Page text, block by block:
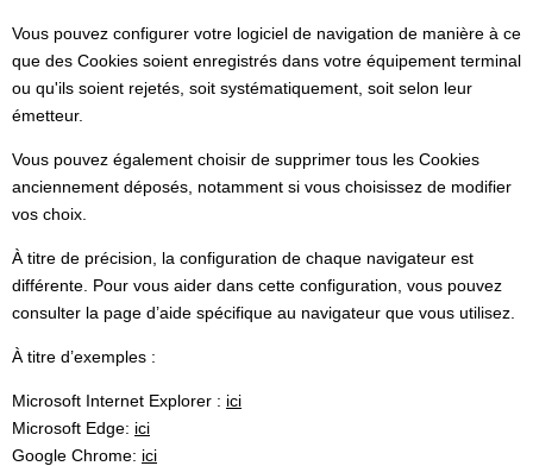
Vous pouvez configurer votre logiciel de navigation de manière à ce
que des Cookies soient enregistrés dans votre équipement terminal
ou qu'ils soient rejetés, soit systématiquement, soit selon leur
émetteur.
Vous pouvez également choisir de supprimer tous les Cookies
anciennement déposés, notamment si vous choisissez de modifier
vos choix.
À titre de précision, la configuration de chaque navigateur est
différente. Pour vous aider dans cette configuration, vous pouvez
consulter la page d’aide spécifique au navigateur que vous utilisez.
À titre d’exemples :
Microsoft Internet Explorer : ici
Microsoft Edge: ici
Google Chrome: ici